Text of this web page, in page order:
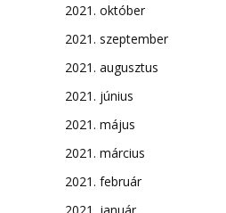
2021. október
2021. szeptember
2021. augusztus
2021. június
2021. május
2021. március
2021. február